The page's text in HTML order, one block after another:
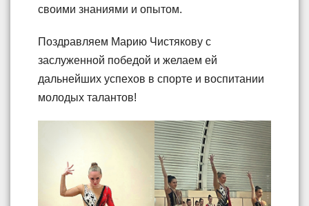
своими знаниями и опытом.
Поздравляем Марию Чистякову с
заслуженной победой и желаем ей
дальнейших успехов в спорте и воспитании
молодых талантов!